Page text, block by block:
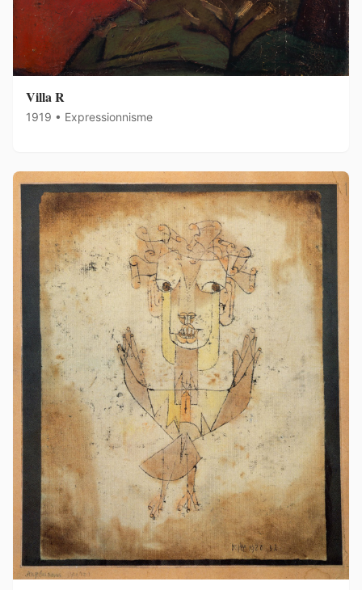
Villa R
1919 • Expressionnisme